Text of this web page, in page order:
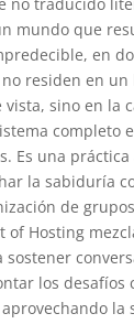
mundo que
en
residen en
sino en la
completo
Es una
la sabiduría
de
of Hosting
sostener
los desafíos
la